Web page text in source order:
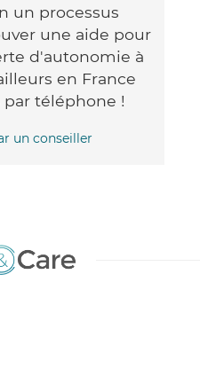
un processus
une aide pour
d'autonomie à
en France
téléphone !
un conseiller